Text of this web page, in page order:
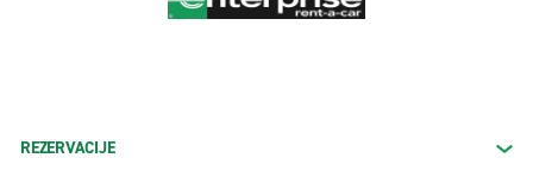
REZERVACIJE